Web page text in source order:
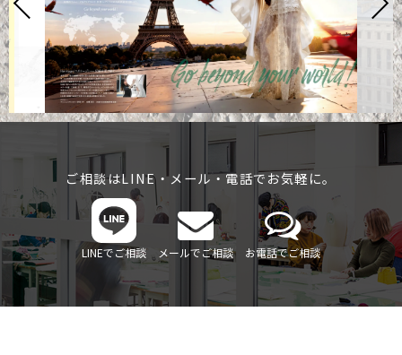
ご相談はLINE・メール・電話でお気軽に。
LINEでご相談 メールでご相談 お電話でご相談